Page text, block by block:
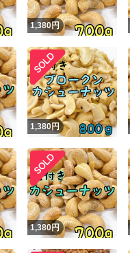
1,380円
1,380円
1,380円